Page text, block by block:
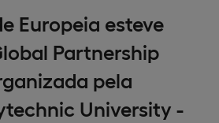
Europeia esteve
Partnership
pela
University -